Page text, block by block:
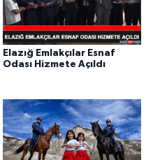
Elazığ Emlakçılar Esnaf
Odası Hizmete Açıldı